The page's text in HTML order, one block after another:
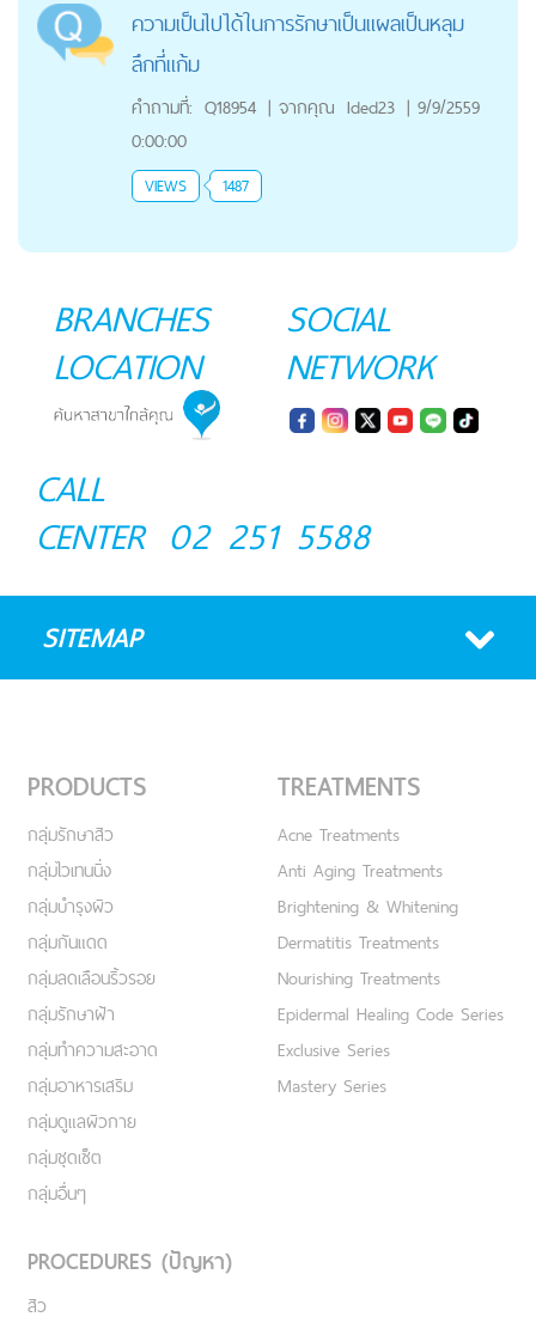
ความเป็นไปได้ในการรักษาเป็นแผลเป็นหลุม
ลึกที่แก้ม
คำถามที่: Q18954 | จากคุณ Ided23 | 9/9/2559
0:00:00
VIEWS 1487
BRANCHES
LOCATION
SOCIAL
NETWORK
CALL
CENTER 02 251 5588
SITEMAP
PRODUCTS
กลุ่มรักษาสิว
กลุ่มไวเทนนิ่ง
กลุ่มบำรุงผิว
กลุ่มกันแดด
กลุ่มลดเลือนริ้วรอย
กลุ่มรักษาฝ้า
กลุ่มทำความสะอาด
กลุ่มอาหารเสริม
กลุ่มดูแลผิวกาย
กลุ่มชุดเซ็ต
กลุ่มอื่นๆ
TREATMENTS
Acne Treatments
Anti Aging Treatments
Brightening & Whitening
Dermatitis Treatments
Nourishing Treatments
Epidermal Healing Code Series
Exclusive Series
Mastery Series
PROCEDURES (ปัญหา)
สิว